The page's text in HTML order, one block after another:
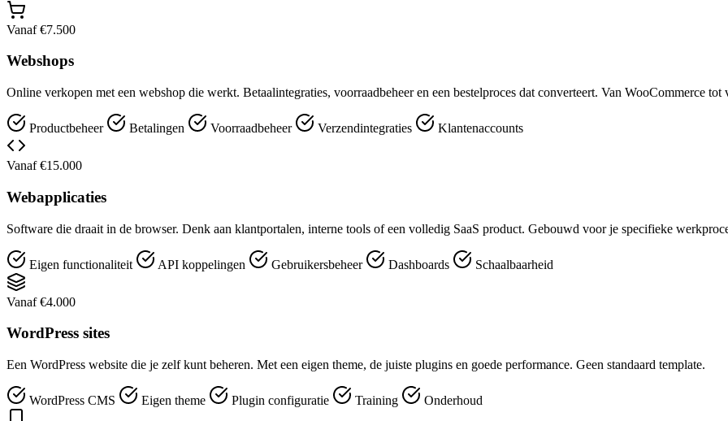
Vanaf €7.500
Webshops
Online verkopen met een webshop die werkt. Betaalintegraties, voorraadbeheer en een bestelproces dat converteert. Van WooCommerce
Productbeheer Betalingen Voorraadbeheer Verzendintegraties Klantenaccounts
Vanaf €15.000
Webapplicaties
Software die draait in de browser. Denk aan klantportalen, interne tools of een volledig SaaS product. Gebouwd voor je specifieke
Eigen functionaliteit API koppelingen Gebruikersbeheer Dashboards Schaalbaarheid
Vanaf €4.000
WordPress sites
Een WordPress website die je zelf kunt beheren. Met een eigen theme, de juiste plugins en goede performance. Geen standaard template.
WordPress CMS Eigen theme Plugin configuratie Training Onderhoud